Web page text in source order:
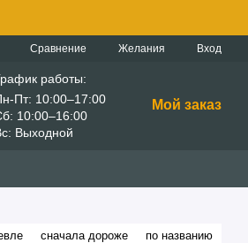
Сравнение Желания Вход
работы:
Пт: 10:00–17:00
10:00–16:00
Выходной
Мой заказ
сначала дороже по названию